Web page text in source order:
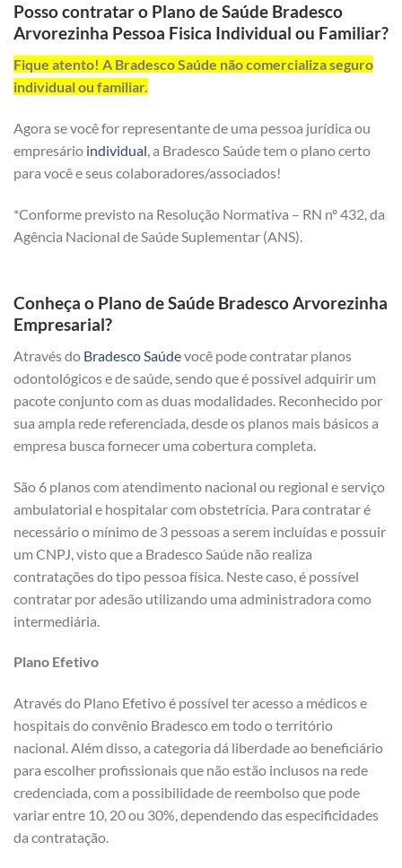
Posso contratar o Plano de Saúde Bradesco
Arvorezinha Pessoa Fisica Individual ou Familiar?
Fique atento! A Bradesco Saúde não comercializa seguro
individual ou familiar.
Agora se você for representante de uma pessoa jurídica ou
empresário individual , a Bradesco Saúde tem o plano certo
para você e seus colaboradores/associados!
*Conforme previsto na Resolução Normativa – RN nº 432, da
Agência Nacional de Saúde Suplementar (ANS).
Conheça o Plano de Saúde Bradesco Arvorezinha
Empresarial?
Através do Bradesco Saúdevocê pode contratar planos
odontológicos e de saúde, sendo que é possível adquirir um
pacote conjunto com as duas modalidades. Reconhecido por
sua ampla rede referenciada, desde os planos mais básicos a
empresa busca fornecer uma cobertura completa.
São 6 planos com atendimento nacional ou regional e serviço
ambulatorial e hospitalar com obstetrícia. Para contratar é
necessário o mínimo de 3 pessoas a serem incluídas e possuir
um CNPJ, visto que a Bradesco Saúde não realiza
contratações do tipo pessoa física. Neste caso, é possível
contratar por adesão utilizando uma administradora como
intermediária.
Plano Efetivo
Através do Plano Efetivo é possível ter acesso a médicos e
hospitais do convênio Bradesco em todo o território
nacional. Além disso, a categoria dá liberdade ao beneficiário
para escolher profissionais que não estão inclusos na rede
credenciada, com a possibilidade de reembolso que pode
variar entre 10, 20 ou 30%, dependendo das especificidades
da contratação.